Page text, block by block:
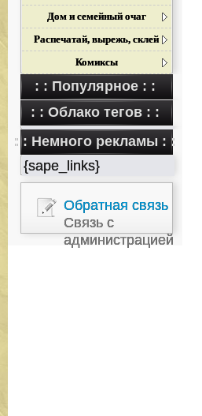
Дом и семейный очаг
Распечатай, вырежь, склей
Комиксы
: : Популярное : :
: : Облако тегов : :
: : Немного рекламы : :
{sape_links}
Обратная связь
Связь с
администрацией